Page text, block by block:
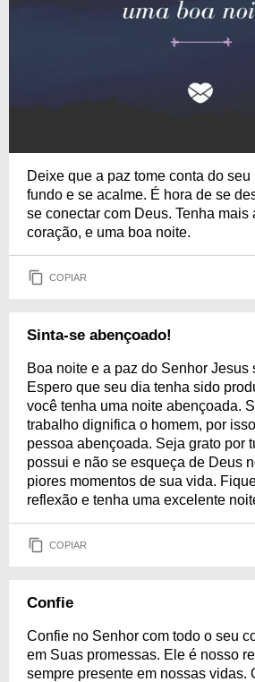
Deixe que a paz tome conta do seu
fundo e se acalme. É hora de se
se conectar com Deus. Tenha mais
coração, e uma boa noite.
COPIAR
Sinta-se abençoado!
Boa noite e a paz do Senhor Jesus
Espero que seu dia tenha sido
você tenha uma noite abençoada.
trabalho dignifica o homem, por
pessoa abençoada. Seja grato por
possui e não se esqueça de Deus
piores momentos de sua vida.
reflexão e tenha uma excelente
COPIAR
Confie
Confie no Senhor com todo o seu
em Suas promessas. Ele é nosso
sempre presente em nossas vidas.